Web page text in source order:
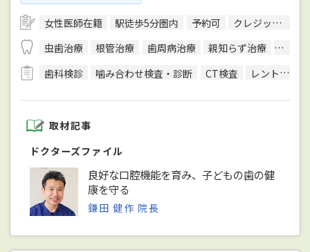
女性医師在籍 駅徒歩5分圏内 予約可
クレジットカード対応
虫歯治療
根管治療 歯周病治療 親知らず治療
顎関
歯科検診
噛み合わせ検査・診断 CT検査 レントゲン検査
取材記事
ドクターズファイル
良好な口腔機能を育み、子どもの歯の健
康を守る
鎌田 健作 院長